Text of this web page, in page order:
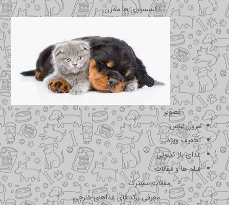
اکسسوری ها مدرن
تصویر
مزون لباس
تخفیف ویژه
غذای باز کیلویی
فیلم ها و مقالات
مقالات مشترک
معرفی برندهای غذاهای خارجی